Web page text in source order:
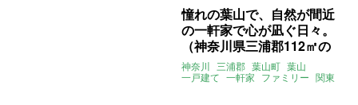
憧れの葉山で、自然が間近
の一軒家で心が凪ぐ日々。
（神奈川県三浦郡112㎡の
売買物件）
神奈川 三浦郡 葉山町 葉山
一戸建て 一軒家 ファミリー 関東